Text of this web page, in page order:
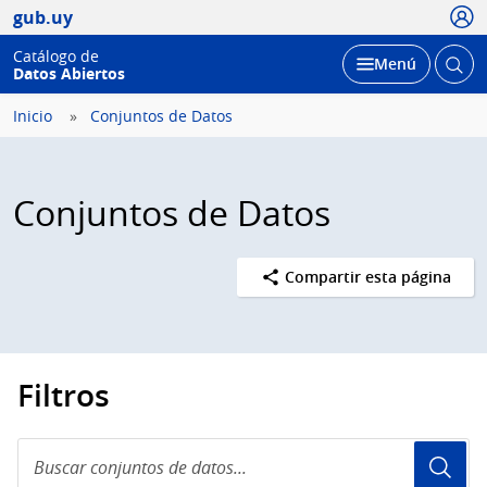
gub.uy
Catálogo de
Datos Abiertos
Desplegar
Menú Abrir
Inicio Conjuntos de Datos
Conjuntos de Datos
Compartir esta página
Filtros
conjuntos